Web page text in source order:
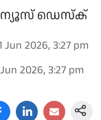
ന്യൂസ് ഡെസ്ക്
Jun 2026, 3:27 pm
Jun 2026, 3:27 pm